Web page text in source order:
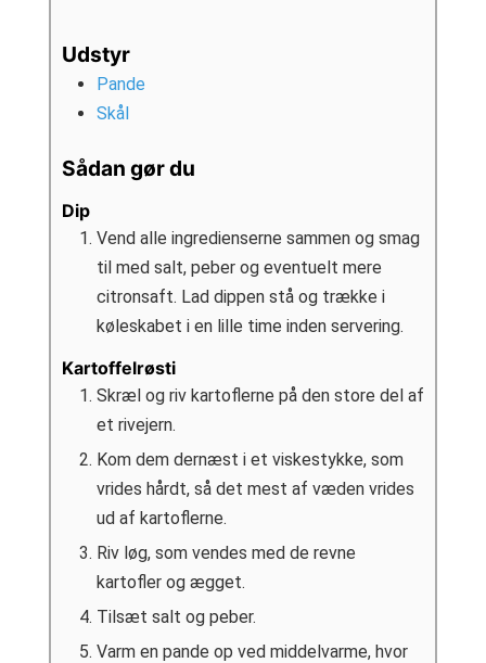
Udstyr
Pande
Skål
Sådan gør du
Dip
Vend alle ingredienserne sammen og smag
til med salt, peber og eventuelt mere
citronsaft. Lad dippen stå og trække i
køleskabet i en lille time inden servering.
Kartoffelrøsti
Skræl og riv kartoflerne på den store del af
et rivejern.
Kom dem dernæst i et viskestykke, som
vrides hårdt, så det mest af væden vrides
ud af kartoflerne.
Riv løg, som vendes med de revne
kartofler og ægget.
Tilsæt salt og peber.
Varm en pande op ved middelvarme, hvor